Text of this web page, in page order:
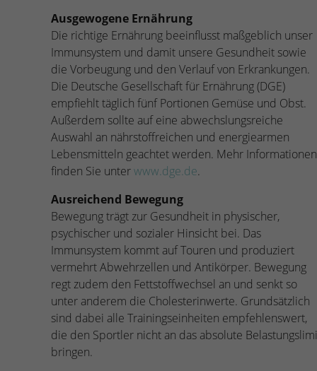
Ausgewogene Ernährung
Die richtige Ernährung beeinflusst maßgeblich unser
Immunsystem und damit unsere Gesundheit sowie
die Vorbeugung und den Verlauf von Erkrankungen.
Die Deutsche Gesellschaft für Ernährung (DGE)
empfiehlt täglich fünf Portionen Gemüse und Obst.
Außerdem sollte auf eine abwechslungsreiche
Auswahl an nährstoffreichen und energiearmen
Lebensmitteln geachtet werden. Mehr Informationen
finden Sie unterwww.dge.de.
Ausreichend Bewegung
Bewegung trägt zur Gesundheit in physischer,
psychischer und sozialer Hinsicht bei. Das
Immunsystem kommt auf Touren und produziert
vermehrt Abwehrzellen und Antikörper. Bewegung
regt zudem den Fettstoffwechsel an und senkt so
unter anderem die Cholesterinwerte. Grundsätzlich
sind dabei alle Trainingseinheiten empfehlenswert,
die den Sportler nicht an das absolute
bringen.